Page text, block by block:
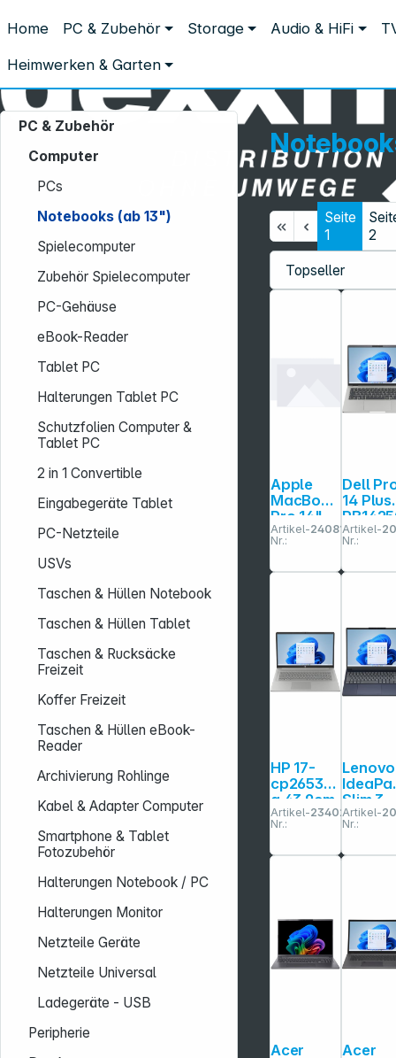
Home PC & Zubehör Storage Audio & HiFi
Heimwerken & Garten
PC & Zubehör Computer Notebooks (ab 13")
Notebooks (ab 13")
PC & Zubehör
Computer
PCs
Notebooks (ab 13")
Spielecomputer
Zubehör Spielecomputer
PC-Gehäuse
eBook-Reader
Tablet PC
Halterungen Tablet PC
Schutzfolien Computer &
Tablet PC
2 in 1 Convertible
Eingabegeräte Tablet
PC-Netzteile
USVs
Taschen & Hüllen Notebook
Taschen & Hüllen Tablet
Taschen & Rucksäcke
Freizeit
Koffer Freizeit
Taschen & Hüllen eBook-
Reader
Archivierung Rohlinge
Kabel & Adapter Computer
Smartphone & Tablet
Fotozubehör
Halterungen Notebook / PC
Halterungen Monitor
Netzteile Geräte
Netzteile Universal
Ladegeräte - USB
Peripherie
Seite
1
2
Apple
MacBook
Pro 14"
Space
Schwarz
M5 32GB
1TB SSD
Artikel-
Nr.:
240811
Dell
14 Plus
Artikel-
Nr.:
HP 17-
cp2653n
g 43,9cm
(17,3")Ry
zen 5
512GB
Artikel-
Nr.:
234028
Lenovo
Slim 3
39,6cm
16GB
Artikel-
Nr.:
Acer
Acer
Service-Hotline:
+49 931 9708–496
Mo. - Fr.: 08:00 - 17:00 Uhr